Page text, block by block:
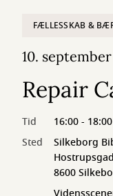
FÆLLESSKAB &
10.
Repair
Tid
16:00 - 18:00
Sted
Silkeborg
8600